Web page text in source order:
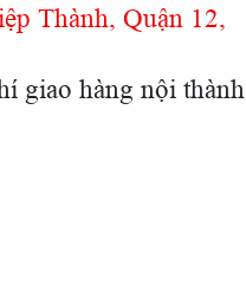
Thành, Quận 12,
giao hàng nội thành